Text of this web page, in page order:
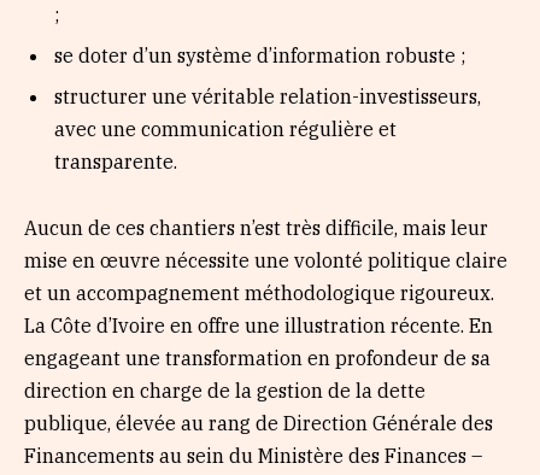
;
se doter d’un système d’information robuste ;
structurer une véritable relation-investisseurs,
avec une communication régulière et
transparente.
Aucun de ces chantiers n’est très difficile, mais leur
mise en œuvre nécessite une volonté politique claire
et un accompagnement méthodologique rigoureux.
La Côte d’Ivoire en offre une illustration récente. En
engageant une transformation en profondeur de sa
direction en charge de la gestion de la dette
publique, élevée au rang de Direction Générale des
Financements au sein du Ministère des Finances –